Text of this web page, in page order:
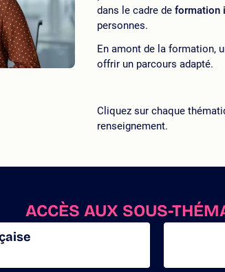
dans le cadre deformation
personnes.
En amont de la formation,
offrir un parcours adapté.
Cliquez sur chaque
renseignement.
ACCÈS AUX SOUS-